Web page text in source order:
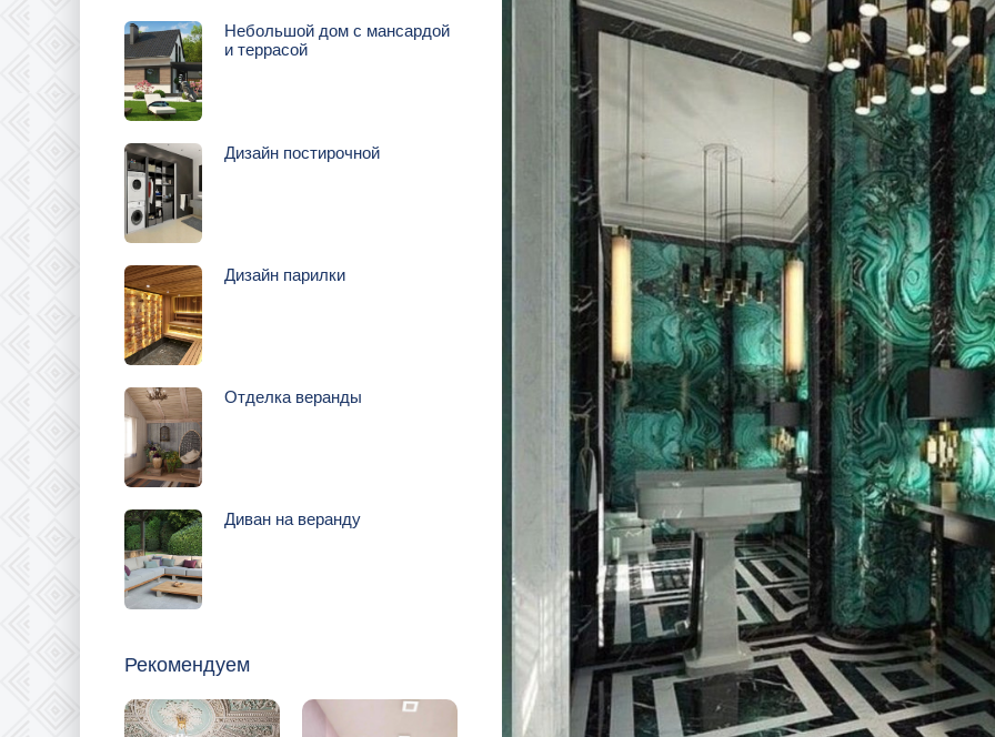
Небольшой дом с мансардой
и террасой
Дизайн постирочной
Дизайн парилки
Отделка веранды
Диван на веранду
Рекомендуем